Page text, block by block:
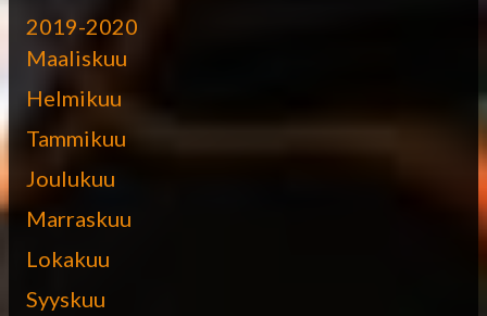
2019-2020
Maaliskuu
Helmikuu
Tammikuu
Joulukuu
Marraskuu
Lokakuu
Syyskuu